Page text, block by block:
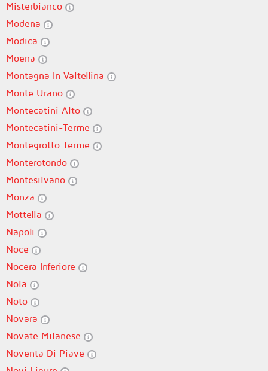
Misterbianco
Modena
Modica
Moena
Montagna In Valtellina
Monte Urano
Montecatini Alto
Montecatini-Terme
Montegrotto Terme
Monterotondo
Montesilvano
Monza
Mottella
Napoli
Noce
Nocera Inferiore
Nola
Noto
Novara
Novate Milanese
Noventa Di Piave